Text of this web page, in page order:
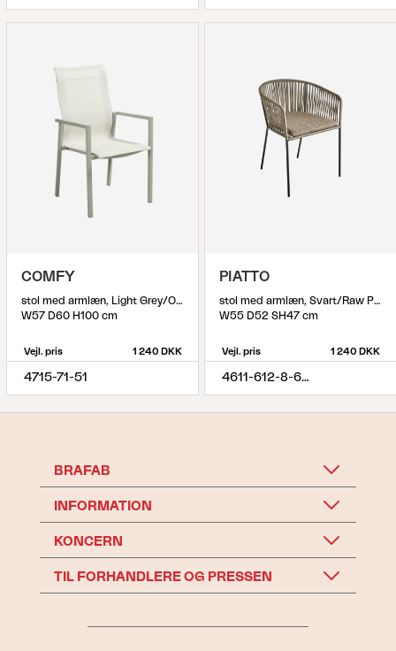
COMFY
stol med armlæn, Light Grey/Off-White
W57 D60 H100 cm
Vejl. pris 1 240 DKK
4715-71-51
PIATTO
stol med armlæn, Svart/Raw Peanut
W55 D52 SH47 cm
Vejl. pris 1 240 DKK
4611-612-8-620
BRAFAB
INFORMATION
KONCERN
TIL FORHANDLERE OG PRESSEN